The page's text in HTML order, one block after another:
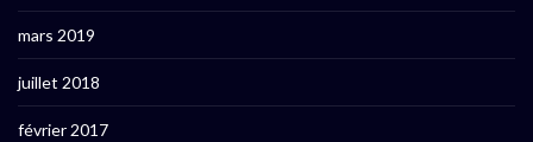
mars 2019
juillet 2018
février 2017